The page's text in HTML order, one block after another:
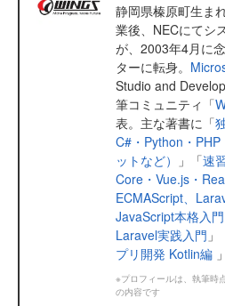
静岡県榛原町生ま
業後、NECにてシ
が、2003年4月に
ターに転身。
Studio and
筆コミュニティ「
表。主な著書に「
C#・Python・
ットなど）
」「速
Core・Vue.js・
ECMAScript、
JavaScript本格入門
Laravel実践入門 」
プリ開発 Kotlin編
※プロフィールは、執筆時
の内容です